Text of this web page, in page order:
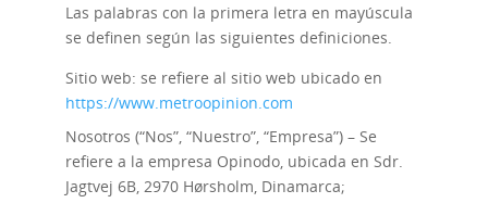
Las palabras con la primera letra en mayúscula
se definen según las siguientes definiciones.
Sitio web: se refiere al sitio web ubicado en
https://www.metroopinion.com
Nosotros (“Nos”, “Nuestro”, “Empresa”) – Se
refiere a la empresa Opinodo, ubicada en Sdr.
Jagtvej 6B, 2970 Hørsholm, Dinamarca;